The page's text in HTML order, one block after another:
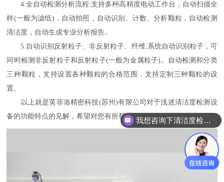
4.全自动检测分析流程:支持多种高精度电动工作台，自动扫描全
样(一般为滤纸)，自动拍照，自动识别、计数、分析颗粒，自动检测
清洁度，自动生成专业分析报告。
5.自动识别反射粒子、非反射粒子、纤维:系统自动识别粒子，可
同时检测非反射粒子和反射粒子(一般为金属粒子)。自动检测和分类
三种颗粒，支持设置各种颗粒的合格范围，支持定制三种颗粒的设
置。
以上就是英菲洛精密科技(苏州)有限公司对于浅述清洁度检测设
备的功能特点的见解，希望对您有所帮助。
我想咨询下清洁度检测设备